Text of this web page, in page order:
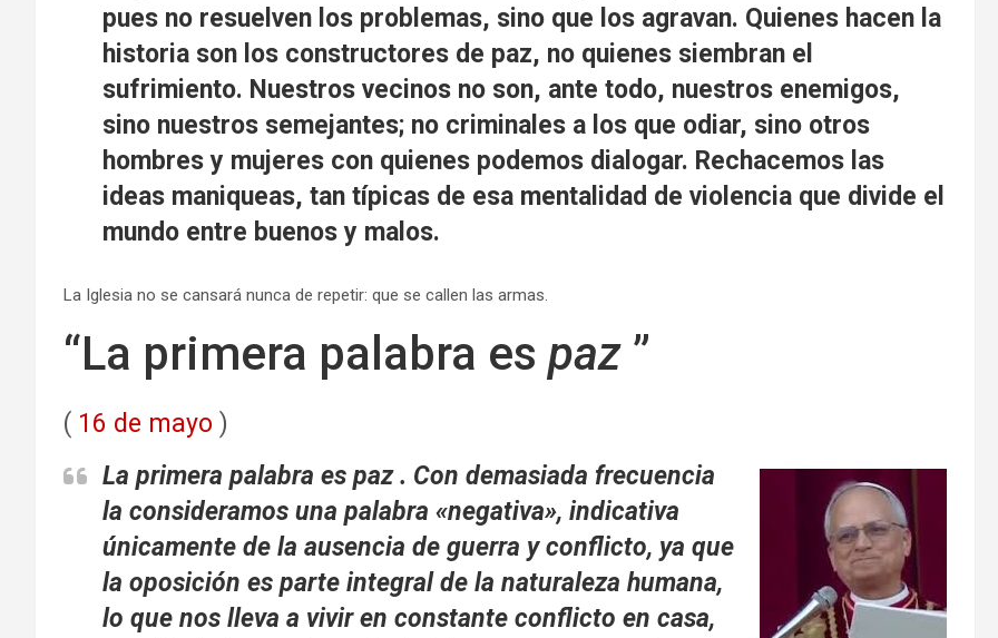
pues no resuelven los problemas, sino que los agravan. Quienes hacen la
historia son los constructores de paz, no quienes siembran el
sufrimiento. Nuestros vecinos no son, ante todo, nuestros enemigos,
sino nuestros semejantes; no criminales a los que odiar, sino otros
hombres y mujeres con quienes podemos dialogar. Rechacemos las
ideas maniqueas, tan típicas de esa mentalidad de violencia que divide el
mundo entre buenos y malos.
La Iglesia no se cansará nunca de repetir: que se callen las armas.
“La primera palabra es paz ”
( 16 de mayo )
La primera palabra es paz . Con demasiada frecuencia
la consideramos una palabra «negativa», indicativa
únicamente de la ausencia de guerra y conflicto, ya que
la oposición es parte integral de la naturaleza humana,
lo que nos lleva a vivir en constante conflicto en casa,